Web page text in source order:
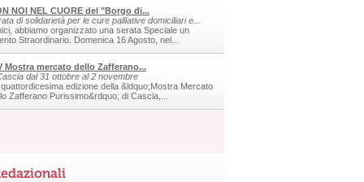
NOI NEL CUORE del "Borgo di...
di solidarietà per le cure palliative domiciliari e...
abbiamo organizzato una serata Speciale un
Straordinario. Domenica 16 Agosto, nel...
Mostra mercato dello Zafferano...
dal 31 ottobre al 2 novembre
quattordicesima edizione della &ldquo;Mostra Mercato
Zafferano Purissimo&rdquo; di Cascia,...